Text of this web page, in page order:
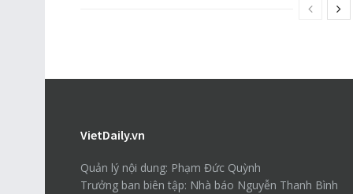
VietDaily.vn
Quản lý nội dung: Phạm Đức Quỳnh
Trưởng ban biên tập: Nhà báo Nguyễn Thanh Bình